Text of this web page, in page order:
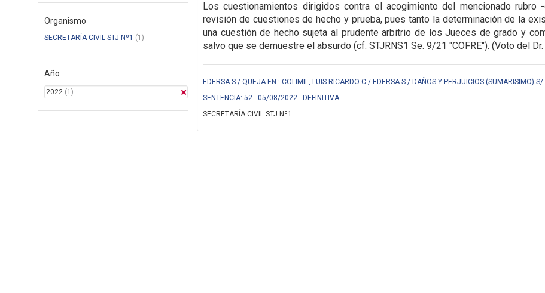
Organismo
SECRETARÍA CIVIL STJ Nº1 (1)
Año
2022 (1)
Los cuestionamientos dirigidos contra el acogimiento del mencionado rubro
revisión de cuestiones de hecho y prueba, pues tanto la determinación de la
una cuestión de hecho sujeta al prudente arbitrio de los Jueces de grado y
salvo que se demuestre el absurdo (cf. STJRNS1 Se. 9/21 "COFRE"). (Voto del
EDERSA S / QUEJA EN : COLIMIL, LUIS RICARDO C / EDERSA S / DAÑOS Y PERJUICIOS (SUMARISIMO)
SENTENCIA: 52 - 05/08/2022 - DEFINITIVA
SECRETARÍA CIVIL STJ Nº1